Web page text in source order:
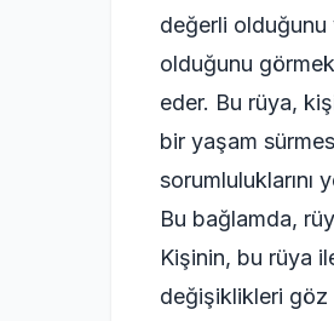
değerli olduğunu
olduğunu
eder. Bu rüya,
bir yaşam
sorumluluklarını
Bu bağlamda,
Kişinin, bu rüya
değişiklikleri göz